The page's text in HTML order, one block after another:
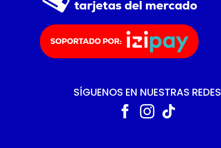
SÍGUENOS EN NUESTRAS REDES